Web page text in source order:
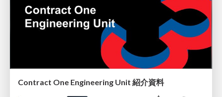
Contract One Engineering Unit 紹介資料